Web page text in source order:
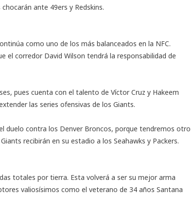
ante 49ers y Redskins.
como uno de los más balanceados en la NFC.
el corredor David Wilson tendrá la responsabilidad de
pues cuenta con el talento de Víctor Cruz y Hakeem
las series ofensivas de los Giants.
duelo contra los Denver Broncos, porque tendremos otro
recibirán en su estadio a los Seahawks y Packers.
totales por tierra. Esta volverá a ser su mejor arma
valiosísimos como el veterano de 34 años Santana